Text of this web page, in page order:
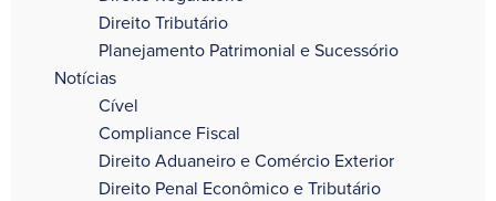
Direito Tributário
Planejamento Patrimonial e Sucessório
Notícias
Cível
Compliance Fiscal
Direito Aduaneiro e Comércio Exterior
Direito Penal Econômico e Tributário